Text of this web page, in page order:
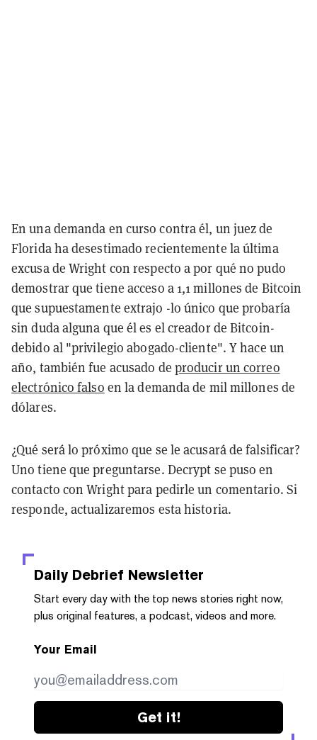
En una demanda en curso contra él, un juez de
Florida ha desestimado recientemente la última
excusa de Wright con respecto a por qué no pudo
demostrar que tiene acceso a 1,1 millones de Bitcoin
que supuestamente extrajo -lo único que probaría
sin duda alguna que él es el creador de Bitcoin-
debido al "privilegio abogado-cliente". Y hace un
año, también fue acusado de producir un correo
electrónico falso en la demanda de mil millones de
dólares.
¿Qué será lo próximo que se le acusará de falsificar?
Uno tiene que preguntarse. Decrypt se puso en
contacto con Wright para pedirle un comentario. Si
responde, actualizaremos esta historia.
Daily Debrief Newsletter
Start every day with the top news stories right now,
plus original features, a podcast, videos and more.
Your Email
Get it!